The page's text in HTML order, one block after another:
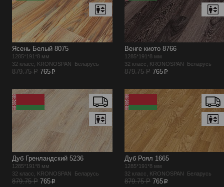
Ясень Белый 8075
1285*191*8 мм
32 класс, KRONOSPAN Беларусь
879.75 Р 765p
Венге киото 8766
1285*191*8 мм
32 класс, KRONOSPAN Беларусь
879.75 Р 765p
Дуб Гренландский 5236
1285*191*8 мм
32 класс, KRONOSPAN Беларусь
879.75 Р 765p
Дуб Роял 1665
1285*191*8 мм
32 класс, KRONOSPAN Беларусь
879.75 Р 765p